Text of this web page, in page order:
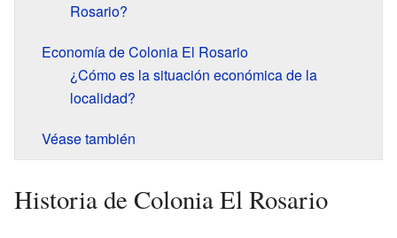
Rosario?
Economía de Colonia El Rosario
¿Cómo es la situación económica de la
localidad?
Véase también
Historia de Colonia El Rosario